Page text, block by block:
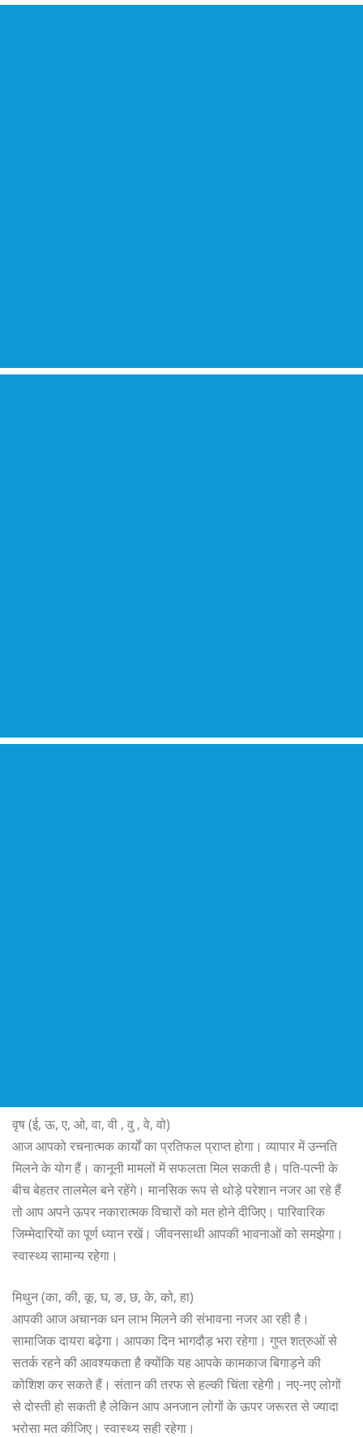
वृष (ई, ऊ, ए, ओ, वा, वी , वु , वे, वो)
आज आपको रचनात्मक कार्यों का प्रतिफल प्राप्त होगा। व्यापार में उन्नति
मिलने के योग हैं। कानूनी मामलों में सफलता मिल सकती है। पति-पत्नी के
बीच बेहतर तालमेल बने रहेंगे। मानसिक रूप से थोड़े परेशान नजर आ रहे हैं
तो आप अपने ऊपर नकारात्मक विचारों को मत होने दीजिए। पारिवारिक
जिम्मेदारियों का पूर्ण ध्यान रखें। जीवनसाथी आपकी भावनाओं को समझेगा।
स्वास्थ्य सामान्य रहेगा।
मिथुन (का, की, कू, घ, ङ, छ, के, को, हा)
आपकी आज अचानक धन लाभ मिलने की संभावना नजर आ रही है।
सामाजिक दायरा बढ़ेगा। आपका दिन भागदौड़ भरा रहेगा। गुप्त शत्रुओं से
सतर्क रहने की आवश्यकता है क्योंकि यह आपके कामकाज बिगाड़ने की
कोशिश कर सकते हैं। संतान की तरफ से हल्की चिंता रहेगी। नए-नए लोगों
से दोस्ती हो सकती है लेकिन आप अनजान लोगों के ऊपर जरूरत से ज्यादा
भरोसा मत कीजिए। स्वास्थ्य सही रहेगा।